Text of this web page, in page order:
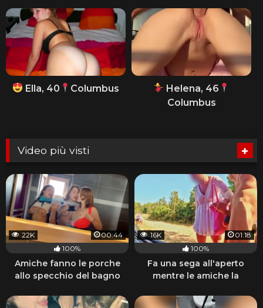
Ella, 40 Columbus
Helena, 46
Columbus
Video più visti
22K
00:44
100%
Amiche fanno le porche
allo specchio del bagno
16K
01:18
100%
Fa una sega all'aperto
mentre le amiche la